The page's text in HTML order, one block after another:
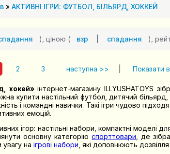
» АКТИВНІ ІГРИ: ФУТБОЛ, БІЛЬЯРД, ХОККЕЙ
), ціною ( взр спадання ),
2 3 наступна >> Показати
хокей»інтернет-магазину ILLYUSHATOYS
купити настільний футбол, дитячий
і командні навички. Такі ігри чудово
емоцій.
ігор: настільні набори, компактні моделі
основну категоріюспорттовари , де
увагу на ігрові набори , які доповнюють